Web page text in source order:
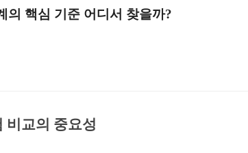
의 핵심 기준 어디서 찾을까?
비교의 중요성